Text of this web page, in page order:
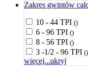
Zakres gwintów
10 - 44 TPI ()
6 - 96 TPI ()
8 - 56 TPI ()
3 -1/2 - 96 TPI ()
więcej...ukryj